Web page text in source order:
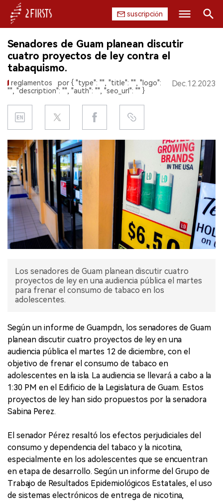
suscripción
INICIO
EMPRESA
REGULACIÓN
CHINA
DATOS
EXPOSICIÓN
ENTREVISTA
Senadores de Guam planean discutir
cuatro proyectos de ley contra el
tabaquismo.
reglamentos
por { "type": "", "title": "", "logo":
"", "description": "", "auth": "", "seo_url": "" }
Dec.12.2023
Los senadores de Guam planean discutir cuatro
proyectos de ley en una audiencia pública el martes
para frenar el consumo de tabaco en los
adolescentes.
Según un informe de Guampdn, los senadores de Guam
planean discutir cuatro proyectos de ley en una
audiencia pública el martes 12 de diciembre, con el
objetivo de frenar el consumo de tabaco en
adolescentes en la isla. La audiencia se llevará a cabo a la
1:30 PM en el Edificio de la Legislatura de Guam. Estos
proyectos de ley han sido propuestos por la senadora
Sabina Perez.
El senador Pérez resaltó los efectos perjudiciales del
consumo y dependencia del tabaco y la nicotina,
especialmente en los adolescentes que se encuentran
en etapa de desarrollo. Según un informe del Grupo de
Trabajo de Resultados Epidemiológicos Estatales, el uso
de sistemas electrónicos de entrega de nicotina,